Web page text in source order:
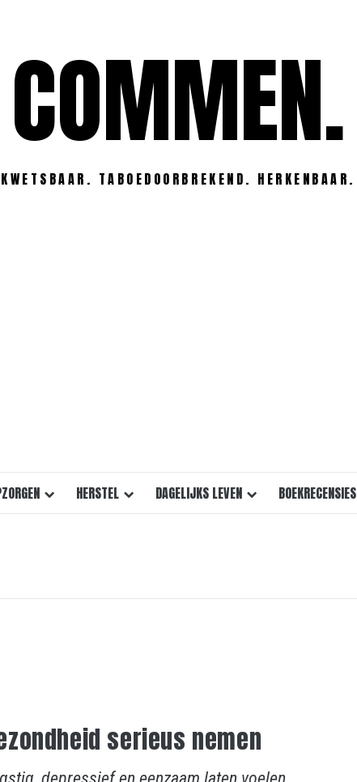
COMMEN.
KWETSBAAR. TABOEDOORBREKEND. HERKENBAAR.
HERSTEL DAGELIJKS LEVEN BOEKRECENSIES
serieus nemen